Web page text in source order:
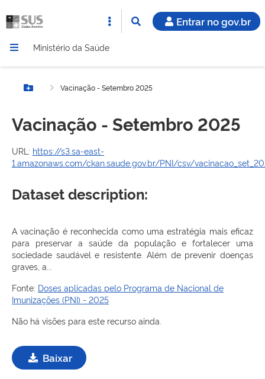
Entrar no gov.br
Ministério da Saúde
Botão MenuVacinação - Setembro 2025
Vacinação - Setembro 2025
URL: https://s3.sa-east-
1.amazonaws.com/ckan.saude.gov.br/PNI/csv/
Dataset description:
A vacinação é reconhecida como uma estratégia mais eficaz
para preservar a saúde da população e fortalecer uma
sociedade saudável e resistente. Além de prevenir doenças
graves, a...
Fonte: Doses aplicadas pelo Programa de Nacional de
Imunizações (PNI) - 2025
Não há visões para este recurso ainda.
Baixar